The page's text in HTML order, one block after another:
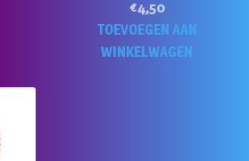
€4,50
TOEVOEGEN AAN
WINKELWAGEN